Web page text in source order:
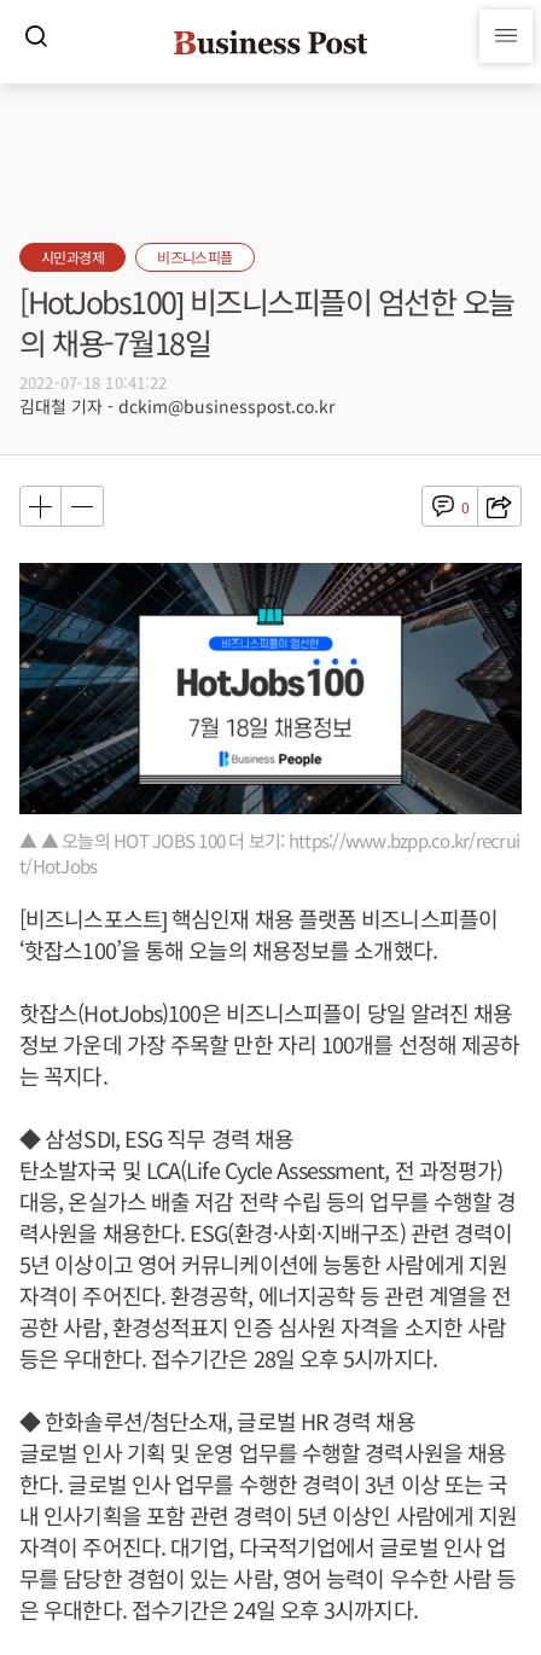
시민과경제 비즈니스피플
[HotJobs100] 비즈니스피플이 엄선한 오늘
의 채용-7월18일
2022-07-18 10:41:22
김대철 기자 - dckim@businesspost.co.kr
0
▲ ▲ 오늘의 HOT JOBS 100 더 보기: https://www.bzpp.co.kr/recrui
t/HotJobs
[비즈니스포스트] 핵심인재 채용 플랫폼 비즈니스피플이
‘핫잡스100’을 통해 오늘의 채용정보를 소개했다.
핫잡스(HotJobs)100은 비즈니스피플이 당일 알려진 채용
정보 가운데 가장 주목할 만한 자리 100개를 선정해 제공하
는 꼭지다.
◆ 삼성SDI, ESG 직무 경력 채용
탄소발자국 및 LCA(Life Cycle Assessment, 전 과정평가)
대응, 온실가스 배출 저감 전략 수립 등의 업무를 수행할 경
력사원을 채용한다. ESG(환경·사회·지배구조) 관련 경력이
5년 이상이고 영어 커뮤니케이션에 능통한 사람에게 지원
자격이 주어진다. 환경공학, 에너지공학 등 관련 계열을 전
공한 사람, 환경성적표지 인증 심사원 자격을 소지한 사람
등은 우대한다. 접수기간은 28일 오후 5시까지다.
◆ 한화솔루션/첨단소재, 글로벌 HR 경력 채용
글로벌 인사 기획 및 운영 업무를 수행할 경력사원을 채용
한다. 글로벌 인사 업무를 수행한 경력이 3년 이상 또는 국
내 인사기획을 포함 관련 경력이 5년 이상인 사람에게 지원
자격이 주어진다. 대기업, 다국적기업에서 글로벌 인사 업
무를 담당한 경험이 있는 사람, 영어 능력이 우수한 사람 등
은 우대한다. 접수기간은 24일 오후 3시까지다.